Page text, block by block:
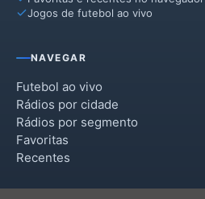
Jogos de futebol ao vivo
NAVEGAR
Futebol ao vivo
Rádios por cidade
Rádios por segmento
Favoritas
Recentes